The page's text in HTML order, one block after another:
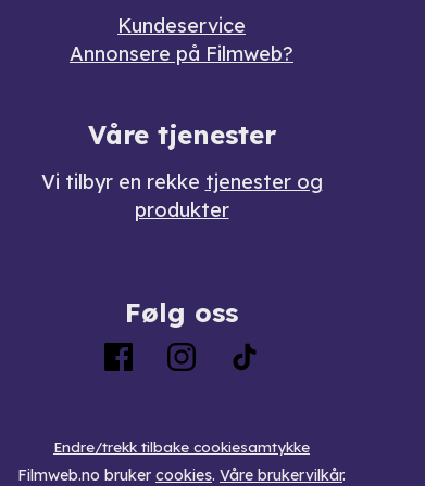
Kundeservice
Annonsere på Filmweb?
Våre tjenester
Vi tilbyr en rekke tjenester og
produkter
Følg oss
Endre/trekk tilbake cookiesamtykke
Filmweb.no bruker cookies. Våre brukervilkår.